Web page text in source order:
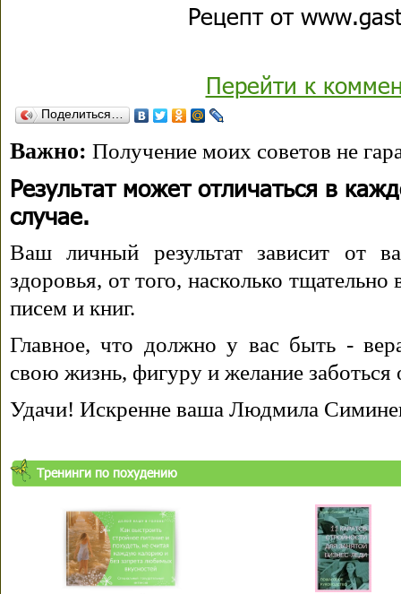
Рецепт от
Перейти к
Поделиться…
Важно: Получение моих советов не
Результат может отличаться в
случае.
Ваш личный результат зависит от
здоровья, от того, насколько
писем и книг.
Главное, что должно у вас быть -
свою жизнь, фигуру и желание заботься
Удачи! Искренне ваша Людмила
Тренинги по похудению